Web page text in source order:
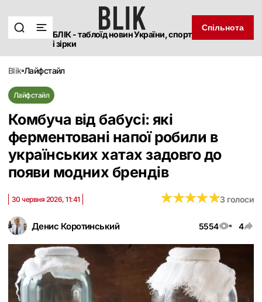
БЛІК - таблоїд новин України, спорт
і зірки
Спільнота
blik лайфстайл
Лайфстайл
Комбуча від бабусі: які
ферментовані напої робили в
українських хатах задовго до
появи модних брендів
Денис Коротинський 5554 4
30 червня 2026, 11:41 ★★★★★
★★★★★3 голоси